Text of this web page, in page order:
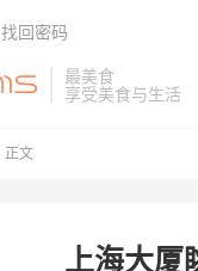
最美食
享受美食与生活
找回密码
正文
上海大厦